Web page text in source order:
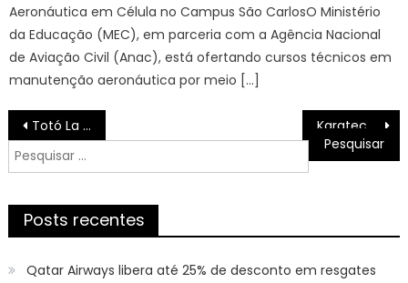
Aeronáutica em Célula no Campus São CarlosO Ministério
da Educação (MEC), em parceria com a Agência Nacional
de Aviação Civil (Anac), está ofertando cursos técnicos em
manutenção aeronáutica por meio […]
Navegação
de
Post
Totó La Momposina, ícone da cultura colombiana, morre aos 85 anos
Pesquisar
por:
Posts recentes
Qatar Airways libera até 25% de desconto em resgates